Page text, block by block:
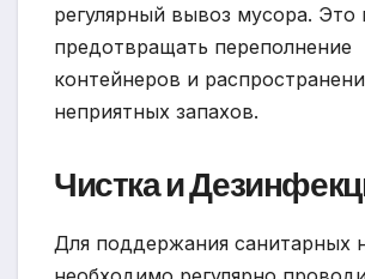
регулярный вывоз мусора. Это
предотвращать переполнение
контейнеров и
неприятных запахов.
Чистка и
Для поддержания санитарных